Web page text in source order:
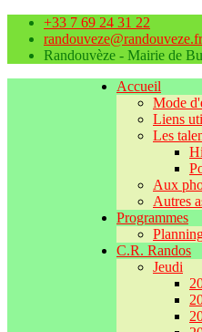
+33 7 69 24 31 22
randouveze@randouveze.fr
Randouvèze - Mairie de
Accueil
Mode
Liens
Les
Aux
Autres
Programmes
C.R. Randos
Jeudi